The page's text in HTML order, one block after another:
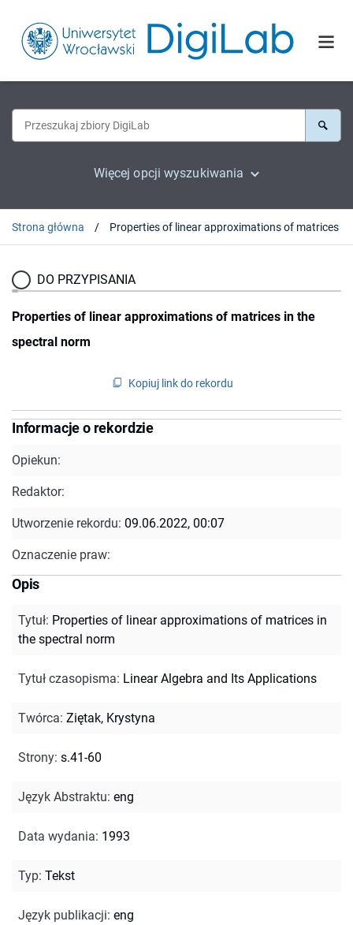
Więcej opcji wyszukiwania
Strona główna
DO PRZYPISANIA
Properties of linear approximations of matrices in the
spectral norm
Kopiuj link do rekordu
Informacje o rekordzie
Opiekun:
Redaktor:
Utworzenie rekordu: 09.06.2022, 00:07
Oznaczenie praw:
Opis
Tytuł: Properties of linear approximations of matrices in
the spectral norm
Tytuł czasopisma: Linear Algebra and Its Applications
Twórca: Ziętak, Krystyna
Strony: s.41-60
Język Abstraktu: eng
Data wydania: 1993
Typ: Tekst
Język publikacji: eng